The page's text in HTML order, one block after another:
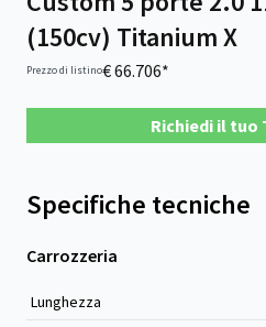
(150cv) Titanium X
Prezzo di listino€ 66.706*
Richiedi il tuo
Specifiche tecniche
Carrozzeria
Lunghezza